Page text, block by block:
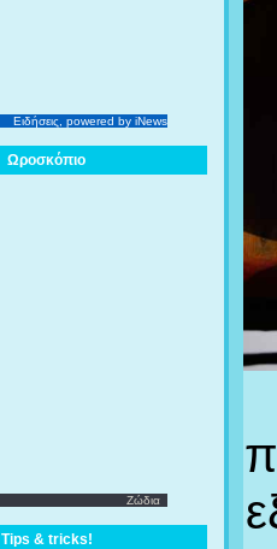
Ειδήσεις, powered by iNews
Ωροσκόπιο
Ζώδια
Tips & tricks!